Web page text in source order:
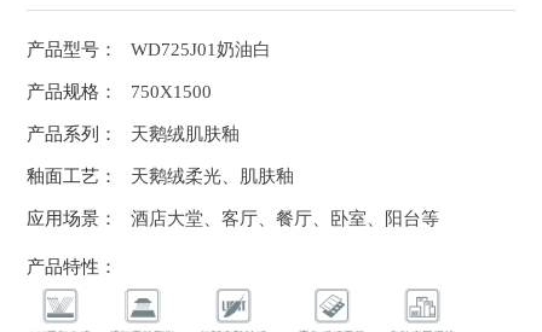
产品型号： WD725J01奶油白
产品规格： 750X1500
产品系列： 天鹅绒肌肤釉
釉面工艺： 天鹅绒柔光、肌肤釉
应用场景： 酒店大堂、客厅、餐厅、卧室、阳台等
产品特性：